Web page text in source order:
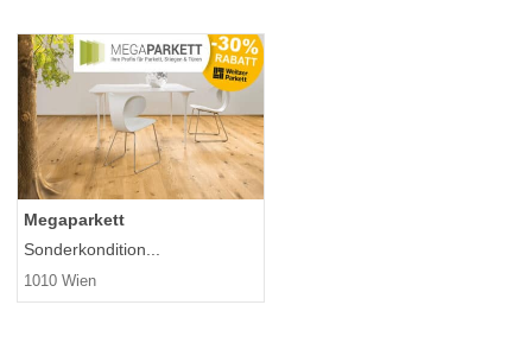
Megaparkett
Sonderkondition...
1010 Wien